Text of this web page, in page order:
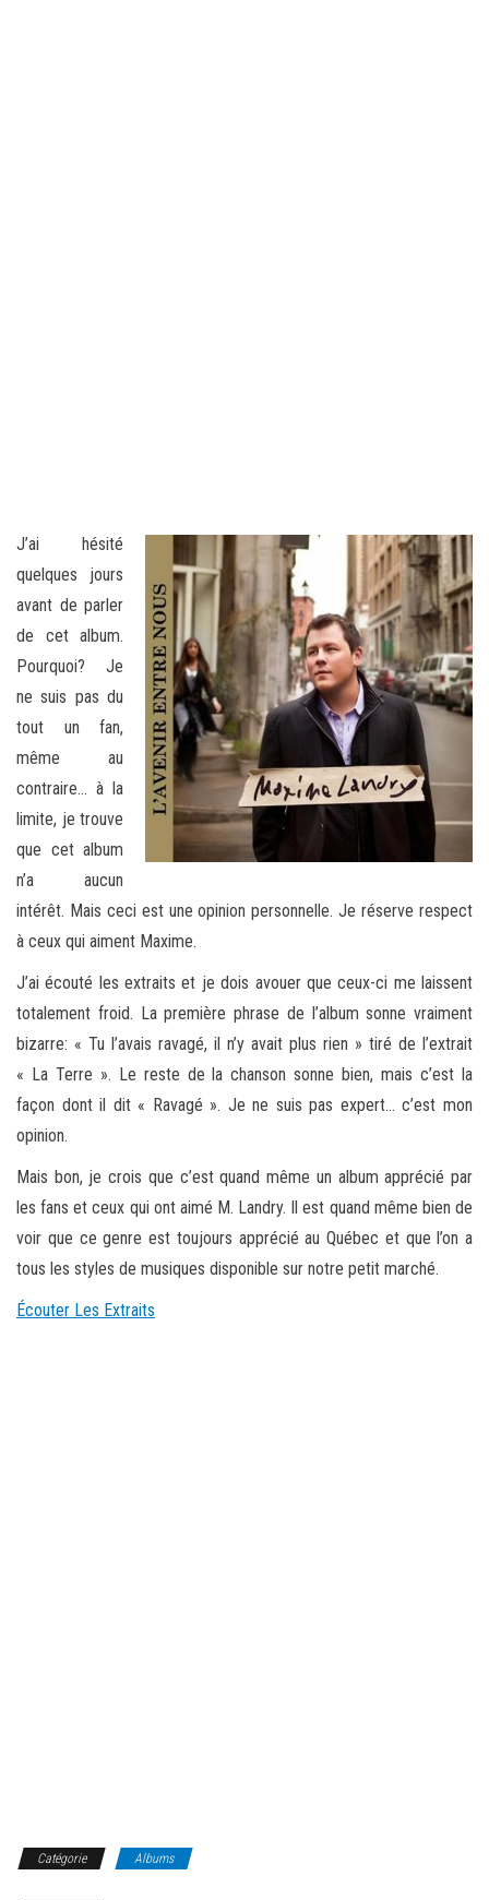
J’ai hésité
quelques jours
avant de parler
de cet album.
Pourquoi? Je
ne suis pas du
tout un fan,
même au
contraire… à la
limite, je trouve
que cet album
n’a aucun
intérêt. Mais ceci est une opinion personnelle. Je réserve respect
à ceux qui aiment Maxime.
J’ai écouté les extraits et je dois avouer que ceux-ci me laissent
totalement froid. La première phrase de l’album sonne vraiment
bizarre: « Tu l’avais ravagé, il n’y avait plus rien » tiré de l’extrait
« La Terre ». Le reste de la chanson sonne bien, mais c’est la
façon dont il dit « Ravagé ». Je ne suis pas expert… c’est mon
opinion.
Mais bon, je crois que c’est quand même un album apprécié par
les fans et ceux qui ont aimé M. Landry. Il est quand même bien de
voir que ce genre est toujours apprécié au Québec et que l’on a
tous les styles de musiques disponible sur notre petit marché.
Écouter Les Extraits
Catégorie Albums